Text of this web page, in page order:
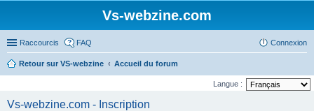
Vs-webzine.com
Raccourcis FAQ Connexion
Retour sur VS-webzine Accueil du forum
Langue :
Vs-webzine.com - Inscription